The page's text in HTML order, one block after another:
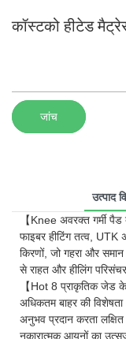
कॉस्टको हीटेड
जांच
उत्पाद
【Knee अवरक्त गर्मी
फाइबर हीटिंग तत्व, UTK
किरणों, जो गहरा और
से राहत और हीलिंग
【Hot 8 प्राकृतिक जेड
अधिकतम बाहर की
अनुभव प्रदान करता
नकारात्मक आयनों का